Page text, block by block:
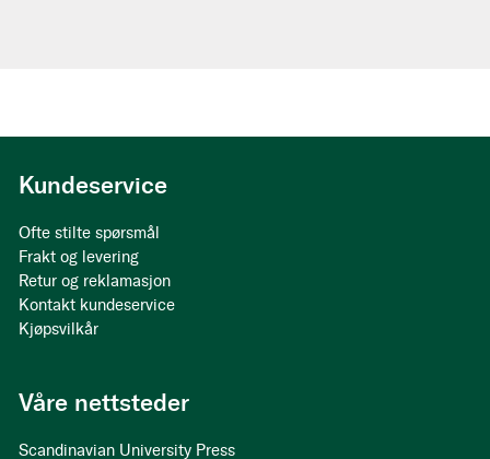
Kundeservice
Ofte stilte spørsmål
Frakt og levering
Retur og reklamasjon
Kontakt kundeservice
Kjøpsvilkår
Våre nettsteder
Scandinavian University Press